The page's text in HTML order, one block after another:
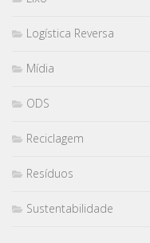
Logística Reversa
Mídia
ODS
Reciclagem
Resíduos
Sustentabilidade